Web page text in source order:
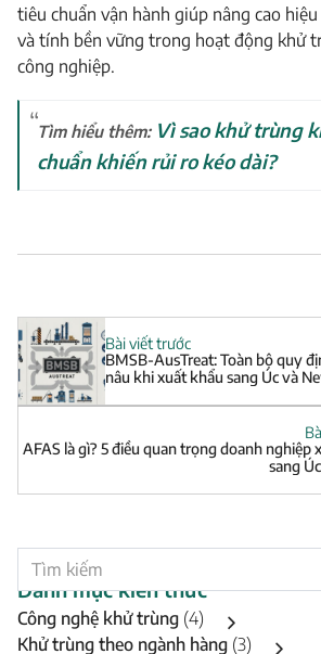
tiêu chuẩn vận hành giúp nâng cao
và tính bền vững trong hoạt động khử
công nghiệp.
Tìm hiểu thêm: Vì sao khử trùng
chuẩn khiến rủi ro kéo dài?
Bài viết trước
BMSB-AusTreat: Toàn bộ quy
nâu khi xuất khẩu sang Úc và
AFAS là gì? 5 điều quan trọng doanh nghiệp
sang
Danh mục kiến thức
Công nghệ khử trùng (4)
Khử trùng theo ngành hàng (3)